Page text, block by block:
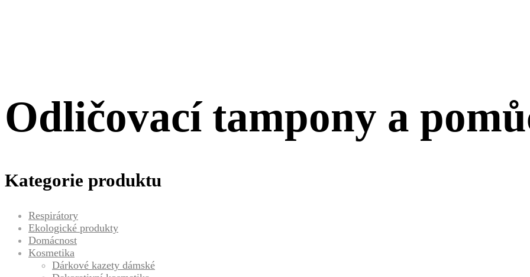
Odličovací tampony a
Kategorie produktu
Respirátory
Ekologické produkty
Domácnost
Kosmetika
Dárkové kazety dámské